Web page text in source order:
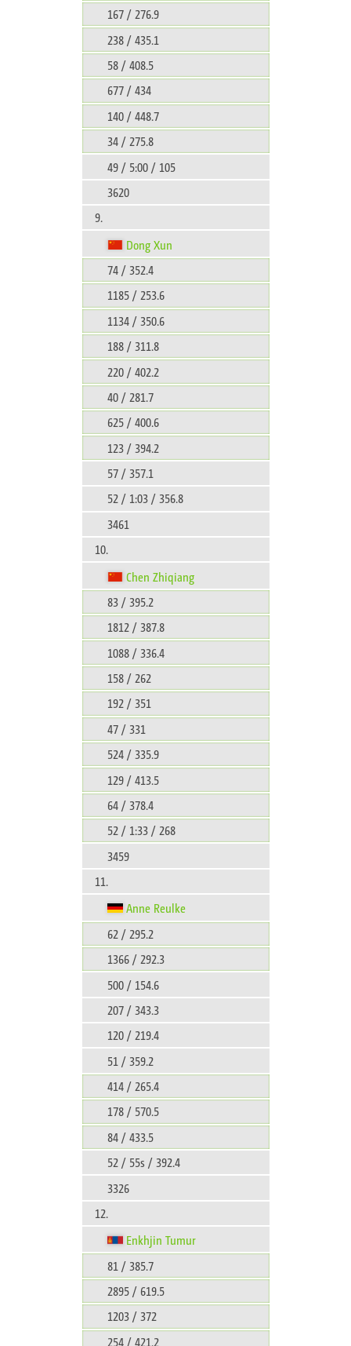
167 / 276.9
238 / 435.1
58 / 408.5
677 / 434
140 / 448.7
34 / 275.8
49 / 5:00 / 105
3620
9.
Dong Xun
74 / 352.4
1185 / 253.6
1134 / 350.6
188 / 311.8
220 / 402.2
40 / 281.7
625 / 400.6
123 / 394.2
57 / 357.1
52 / 1:03 / 356.8
3461
10.
Chen Zhiqiang
83 / 395.2
1812 / 387.8
1088 / 336.4
158 / 262
192 / 351
47 / 331
524 / 335.9
129 / 413.5
64 / 378.4
52 / 1:33 / 268
3459
11.
Anne Reulke
62 / 295.2
1366 / 292.3
500 / 154.6
207 / 343.3
120 / 219.4
51 / 359.2
414 / 265.4
178 / 570.5
84 / 433.5
52 / 55s / 392.4
3326
12.
Enkhjin Tumur
81 / 385.7
2895 / 619.5
1203 / 372
254 / 421.2